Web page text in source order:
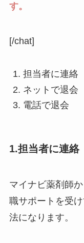
す。
[/chat]
担当者に連絡
ネットで退会
電話で退会
1.担当者に連絡
マイナビ薬剤師
職サポートを受
法になります。